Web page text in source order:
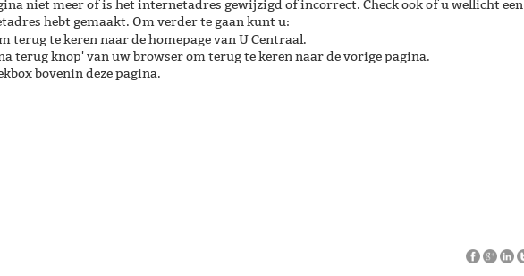
niet meer of is het internetadres gewijzigd of incorrect. Check ook of u wellicht een
hebt gemaakt. Om verder te gaan kunt u:
terug te keren naar de homepage van U Centraal.
terug knop' van uw browser om terug te keren naar de vorige pagina.
bovenin deze pagina.